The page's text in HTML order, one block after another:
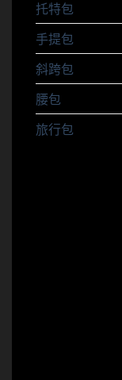
托特包
手提包
斜跨包
腰包
旅行包